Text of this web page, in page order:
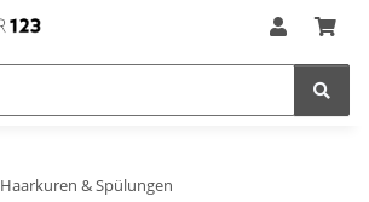
Haarkuren & Spülungen